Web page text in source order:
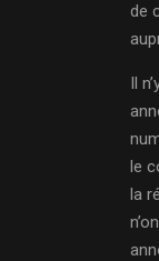
de
Il
le
la